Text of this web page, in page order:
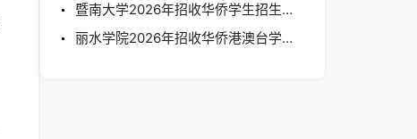
暨南大学2026年招收华侨学生招生简章
丽水学院2026年招收华侨港澳台学生简章